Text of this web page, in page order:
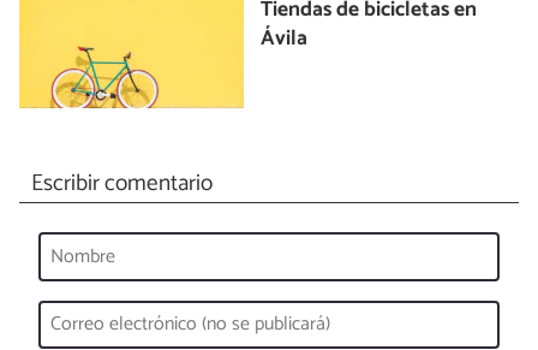
Tiendas de bicicletas en
Ávila
Escribir comentario